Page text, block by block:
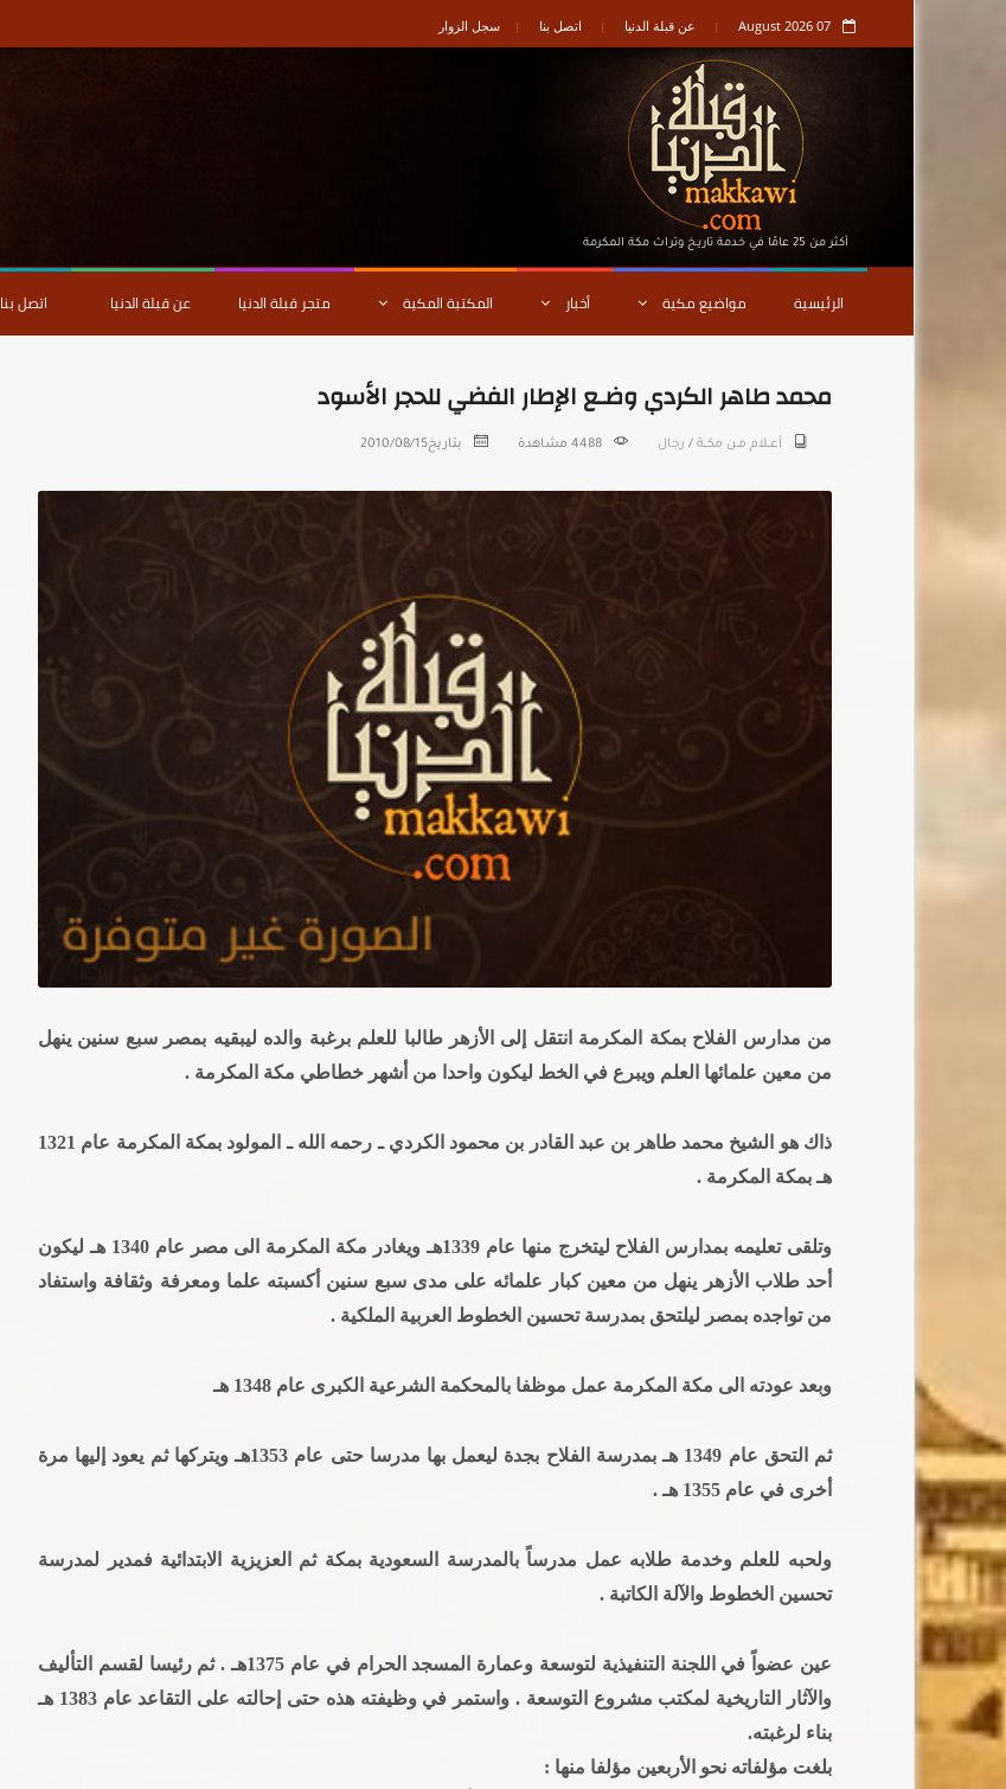
07 August 2026 عن قبلة الدنيا اتصل بنا سجل الزوار
أكثر من 25 عامًا في خدمة تاريـخ وتراث مكة المكرمة
الرئيسية مواضيع مكية أخبار المكتبة المكية متجر قبلة الدنيا عن قبلة الدنيا اتصل بنا
محمد طاهر الكردي وضـع الإطار الفضي للحجر الأسود
أعــلام مـن مكـــة / رجال 4488 مشاهدة بتاريخ2010/08/15
من مدارس الفلاح بمكة المكرمة انتقل إلى الأزهر طالبا للعلم برغبة والده ليبقيه بمصر سبع سنين ينهل
من معين علمائها العلم ويبرع في الخط ليكون واحدا من أشهر خطاطي مكة المكرمة .
ذاك هو الشيخ محمد طاهر بن عبد القادر بن محمود الكردي ـ رحمه الله ـ المولود بمكة المكرمة عام 1321
هـ بمكة المكرمة .
وتلقى تعليمه بمدارس الفلاح ليتخرج منها عام 1339هـ ويغادر مكة المكرمة الى مصر عام 1340 هـ ليكون
أحد طلاب الأزهر ينهل من معين كبار علمائه على مدى سبع سنين أكسبته علما ومعرفة وثقافة واستفاد
من تواجده بمصر ليلتحق بمدرسة تحسين الخطوط العربية الملكية .
وبعد عودته الى مكة المكرمة عمل موظفا بالمحكمة الشرعية الكبرى عام 1348 هـ
ثم التحق عام 1349 هـ بمدرسة الفلاح بجدة ليعمل بها مدرسا حتى عام 1353هـ ويتركها ثم يعود إليها مرة
أخرى في عام 1355 هـ .
ولحبه للعلم وخدمة طلابه عمل مدرساً بالمدرسة السعودية بمكة ثم العزيزية الابتدائية فمدير لمدرسة
تحسين الخطوط والآلة الكاتبة .
عين عضواً في اللجنة التنفيذية لتوسعة وعمارة المسجد الحرام في عام 1375هـ . ثم رئيسا لقسم التأليف
والآثار التاريخية لمكتب مشروع التوسعة . واستمر في وظيفته هذه حتى إحالته على التقاعد عام 1383 هـ
بناء لرغبته.
بلغت مؤلفاته نحو الأربعين مؤلفا منها :